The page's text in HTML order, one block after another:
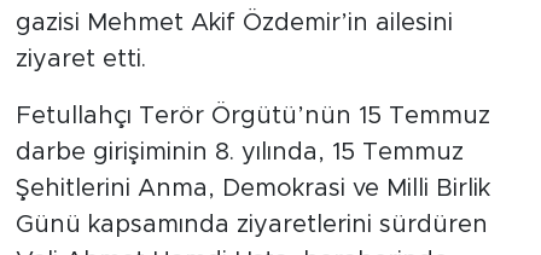
gazisi Mehmet Akif Özdemir’in ailesini
ziyaret etti.
Fetullahçı Terör Örgütü’nün 15 Temmuz
darbe girişiminin 8. yılında, 15 Temmuz
Şehitlerini Anma, Demokrasi ve Milli Birlik
Günü kapsamında ziyaretlerini sürdüren